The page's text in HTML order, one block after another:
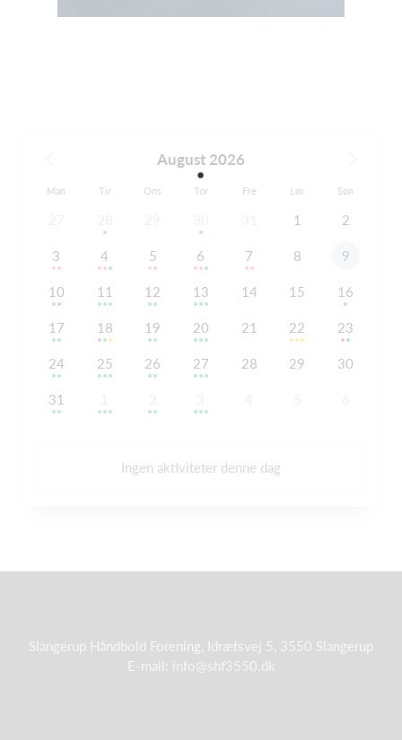
August 2026
Man Tir Ons Tor Fre Lør Søn
1 2
3 4 5 6 7 8 9
10 11 12 13 14 15 16
17 18 19 20 21 22 23
24 25 26 27 28 29 30
31
Ingen aktiviteter denne dag
Slangerup Håndbold Forening, Idrætsvej 5, 3550 Slangerup
E-mail: info@shf3550.dk